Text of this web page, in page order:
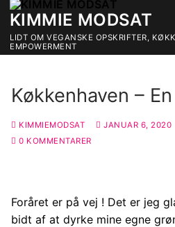
Spring
indhold
KIMMIE MODSAT
LIDT OM VEGANSKE OPSKRIFTER,
EMPOWERMENT
Køkkenhaven –
KIMMIEMODSAT JANUAR 6, 2020
0 KOMMENTARER
Foråret er på vej ! Det er jeg
bidt af at dyrke mine egne